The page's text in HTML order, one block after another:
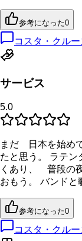
参考になった0
コスタ・クル
サービス
5.0
まだ 日本を始め
たと思う。 ラテン
くあり、 普段の
おもう。 バンド
参考になった0
コスタ・クル